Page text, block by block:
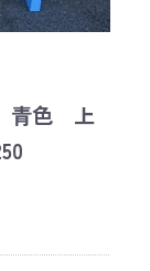
青色 上